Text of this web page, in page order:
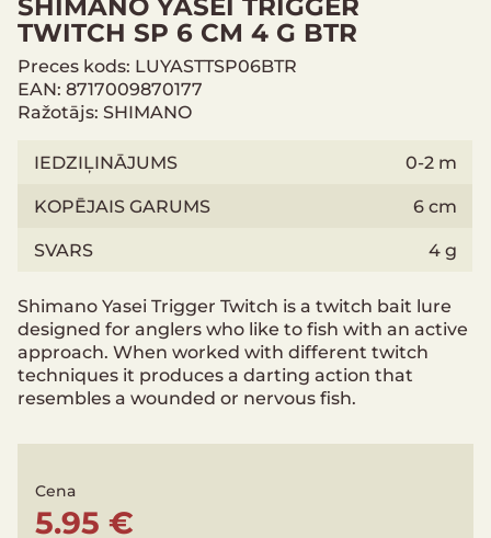
TWITCH SP 6 CM 4 G BTR
Preces kods: LUYASTTSP06BTR
EAN: 8717009870177
Ražotājs: SHIMANO
IEDZIĻINĀJUMS
0-2 m
KOPĒJAIS GARUMS
6 cm
SVARS
4 g
Shimano Yasei Trigger Twitch is a twitch bait lure
designed for anglers who like to fish with an active
approach. When worked with different twitch
techniques it produces a darting action that
resembles a wounded or nervous fish.
Cena
5.95 €